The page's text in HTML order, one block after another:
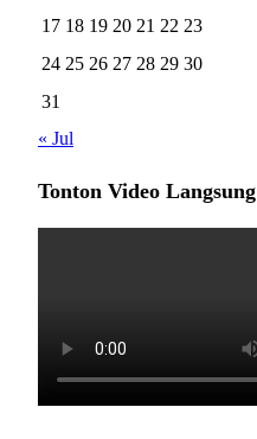
17 18 19 20 21 22 23
24 25 26 27 28 29 30
31
« Jul
Tonton Video Langsung